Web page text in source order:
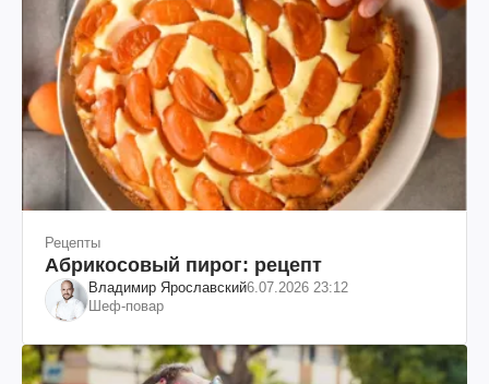
Рецепты
Абрикосовый пирог: рецепт
Владимир Ярославский6.07.2026 23:12
Шеф-повар